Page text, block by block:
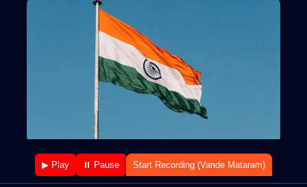
▶ Play ⏸ Pause Start Recording (Vande Mataram)